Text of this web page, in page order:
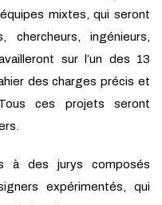
mixtes, qui seront
chercheurs, ingénieurs,
sur l’un des 13
des charges précis et
ces projets seront
à des jurys composés
expérimentés, qui